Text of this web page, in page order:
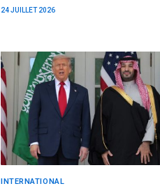
24 JUILLET 2026
INTERNATIONAL